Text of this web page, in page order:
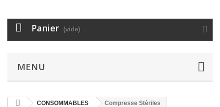
Panier (vide)
MENU
CONSOMMABLES Compresse Stériles